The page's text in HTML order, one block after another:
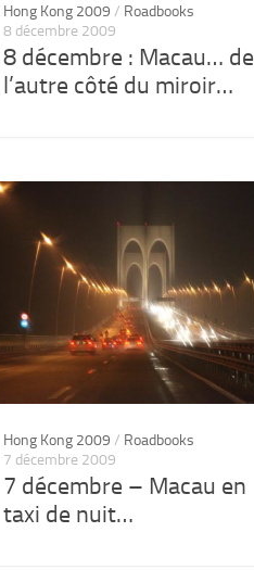
Hong Kong 2009 / Roadbooks
8 décembre 2009
8 décembre : Macau… de
l’autre côté du miroir…
Hong Kong 2009 / Roadbooks
7 décembre 2009
7 décembre – Macau en
taxi de nuit…